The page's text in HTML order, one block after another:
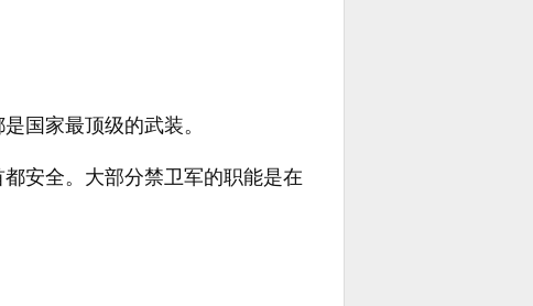
国家最顶级的武装。
安全。大部分禁卫军的职能是在